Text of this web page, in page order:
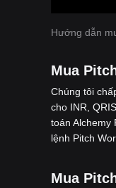
Hướng dẫn
Mua
Chúng tôi
cho INR,
toán Alchemy
lệnh Pitch
Mua